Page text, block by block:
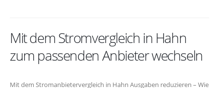
Mit dem Stromvergleich in Hahn
zum passenden Anbieter wechseln
Mit dem Stromanbietervergleich in Hahn Ausgaben reduzieren – Wie